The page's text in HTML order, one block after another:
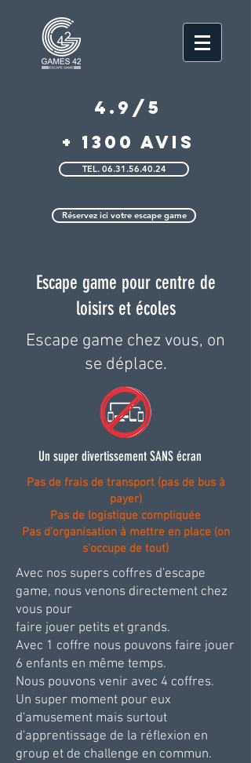
4.9/5
+ 1300 Avis
TEL. 06.31.56.40.24
Réservez ici votre escape game
Escape game pour centre de
loisirs et écoles
Escape game chez vous, on
se déplace.
Un super divertissement SANS écran
Pas de frais de transport (pas de bus à
payer)
Pas de logistique compliquée
Pas d'organisation à mettre en place (on
s'occupe de tout)
Avec nos supers coffres d'escape
game, nous venons directement chez
vous pour
faire jouer petits et grands.
Avec 1 coffre nous pouvons faire jouer
6 enfants en même temps.
Nous pouvons venir avec 4 coffres.
Un super moment pour eux
d'amusement mais surtout
d'apprentissage de la réflexion en
group et de challenge en commun.